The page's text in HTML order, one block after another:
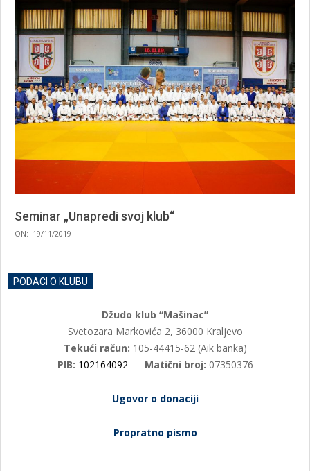
Seminar „Unapredi svoj klub“
2019-
ON: 19/11/2019
PODACI O KLUBU
Džudo klub “Mašinac”
Svetozara Markovića 2, 36000 Kraljevo
Tekući račun: 105-44415-62 (Aik banka)
PIB: 102164092 Matični broj: 07350376
Ugovor o donaciji
Propratno pismo